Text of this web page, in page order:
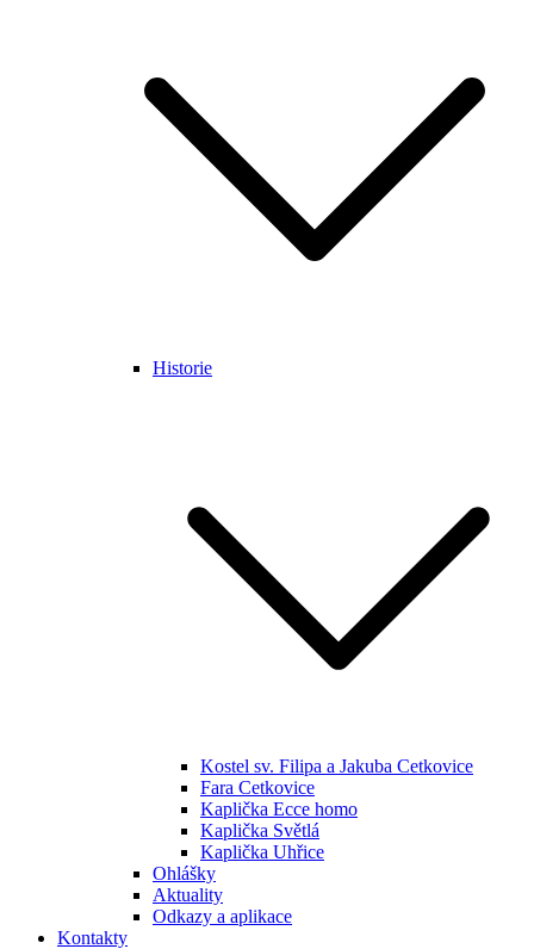
Historie
Kostel sv. Filipa a Jakuba Cetkovice
Fara Cetkovice
Kaplička Ecce homo
Kaplička Světlá
Kaplička Uhřice
Ohlášky
Aktuality
Odkazy a aplikace
Kontakty